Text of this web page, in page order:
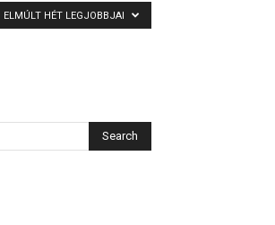
ELMÚLT HÉT LEGJOBBJAI